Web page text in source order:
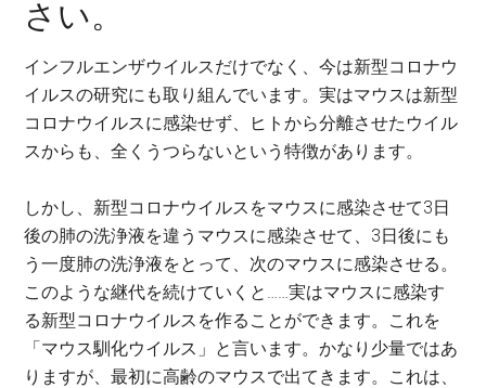
さい。
インフルエンザウイルスだけでなく、今は新型コロナウ
イルスの研究にも取り組んでいます。実はマウスは新型
コロナウイルスに感染せず、ヒトから分離させたウイル
スからも、全くうつらないという特徴があります。
しかし、新型コロナウイルスをマウスに感染させて3日
後の肺の洗浄液を違うマウスに感染させて、3日後にも
う一度肺の洗浄液をとって、次のマウスに感染させる。
このような継代を続けていくと……実はマウスに感染す
る新型コロナウイルスを作ることができます。これを
「マウス馴化ウイルス」と言います。かなり少量ではあ
りますが、最初に高齢のマウスで出てきます。これは、